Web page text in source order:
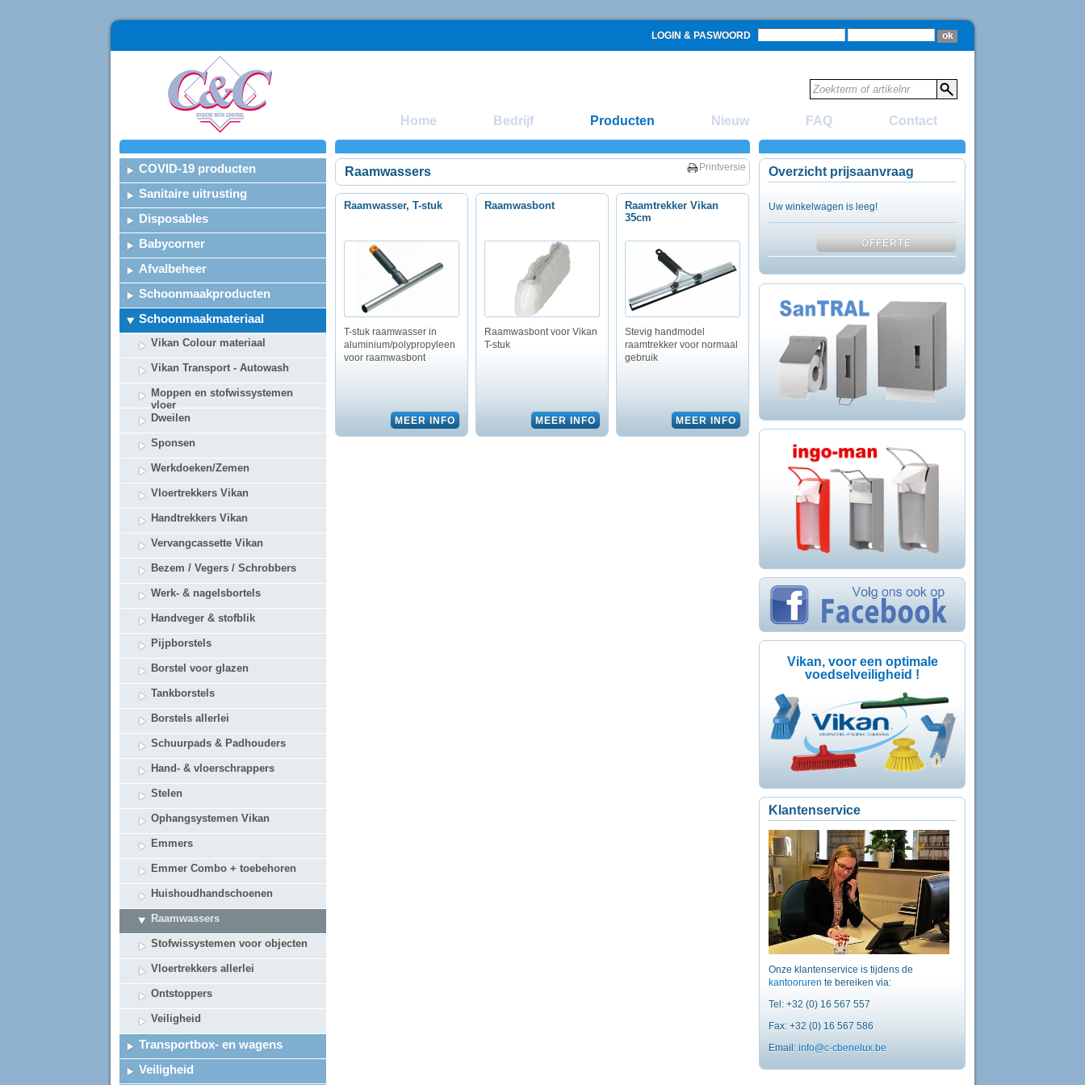
LOGIN & PASWOORD
Home Bedrijf Producten Nieuw FAQ Contact
COVID-19 producten
Sanitaire uitrusting
Disposables
Babycorner
Afvalbeheer
Schoonmaakproducten
Schoonmaakmateriaal
Vikan Colour materiaal
Vikan Transport - Autowash
Moppen en stofwissystemen
vloer
Dweilen
Sponsen
Werkdoeken/Zemen
Vloertrekkers Vikan
Handtrekkers Vikan
Vervangcassette Vikan
Bezem / Vegers / Schrobbers
Werk- & nagelsbortels
Handveger & stofblik
Pijpborstels
Borstel voor glazen
Tankborstels
Borstels allerlei
Schuurpads & Padhouders
Hand- & vloerschrappers
Stelen
Ophangsystemen Vikan
Emmers
Emmer Combo + toebehoren
Huishoudhandschoenen
Raamwassers
Stofwissystemen voor objecten
Vloertrekkers allerlei
Ontstoppers
Veiligheid
Transportbox- en wagens
Veiligheid
Printversie
Raamwassers
Raamwasser, T-stuk
T-stuk raamwasser in
aluminium/polypropyleen
voor raamwasbont
Raamwasbont
Raamwasbont voor Vikan
T-stuk
Raamtrekker Vikan
35cm
Stevig handmodel
raamtrekker voor normaal
gebruik
Overzicht prijsaanvraag
Uw winkelwagen is leeg!
Vikan, voor een optimale
voedselveiligheid !
Klantenservice
Onze klantenservice is tijdens de
kantooruren te bereiken via:
Tel: +32 (0) 16 567 557
Fax: +32 (0) 16 567 586
Email: info@c-cbenelux.be